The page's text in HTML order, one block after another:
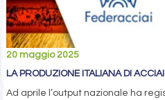
20 maggio 2025
LA PRODUZIONE ITALIANA DI
Ad aprile l’output nazionale ha